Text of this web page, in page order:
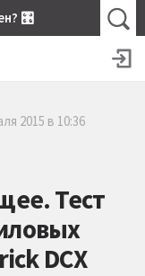
🎛
2015 в 10:36
Тест
DCX